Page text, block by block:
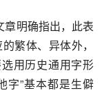
章明确指出，此表
繁体、异体外，
用历史通用字形
字”基本都是生僻